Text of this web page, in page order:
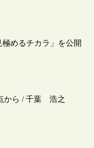
めるチカラ」を公開
から / 千葉 浩之